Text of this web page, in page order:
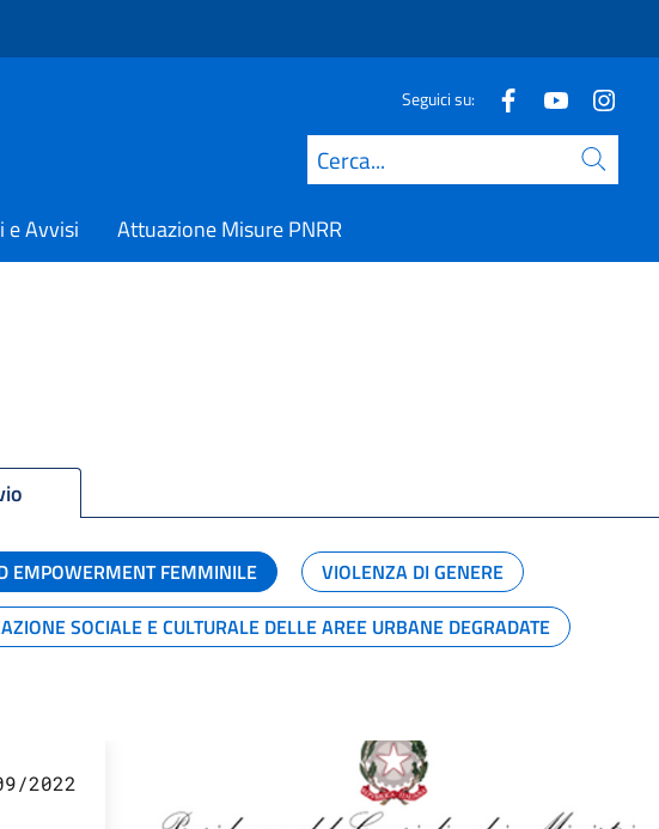
Seguici su:
Cerca
e Avvisi Attuazione Misure PNRR
EMPOWERMENT FEMMINILE
VIOLENZA DI GENERE
SOCIALE E CULTURALE DELLE AREE URBANE DEGRADATE
2022